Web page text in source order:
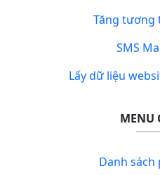
Tăng tương
SMS
Lấy dữ liệu
MENU
Danh sách